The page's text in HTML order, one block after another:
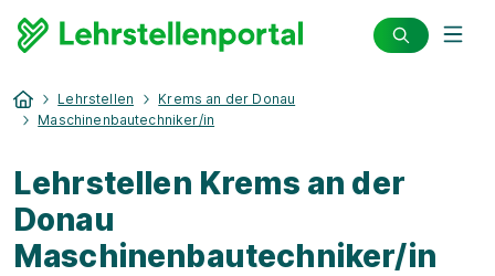
Lehrstellen
Krems an der Donau
Maschinenbautechniker/in
Lehrstellen Krems an der
Donau
Maschinenbautechniker/in